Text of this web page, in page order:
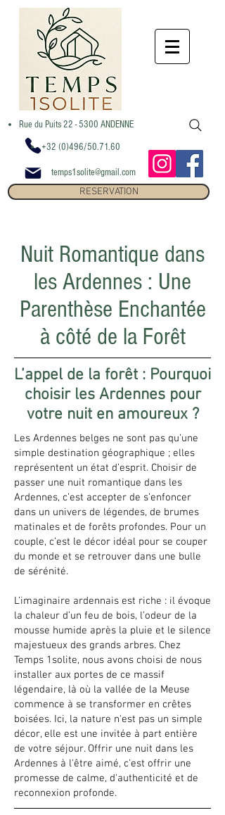
Rue du Puits 22 - 5300 ANDENNE
+32 (0)496/50.71.60
temps1solite@gmail.com
RESERVATION
Nuit Romantique dans
les Ardennes : Une
Parenthèse Enchantée
à côté de la Forêt
L’appel de la forêt : Pourquoi
choisir les Ardennes pour
votre nuit en amoureux ?
Les Ardennes belges ne sont pas qu’une
simple destination géographique ; elles
représentent un état d’esprit. Choisir de
passer une nuit romantique dans les
Ardennes, c’est accepter de s’enfoncer
dans un univers de légendes, de brumes
matinales et de forêts profondes. Pour un
couple, c’est le décor idéal pour se couper
du monde et se retrouver dans une bulle
de sérénité.
L’imaginaire ardennais est riche : il évoque
la chaleur d’un feu de bois, l’odeur de la
mousse humide après la pluie et le silence
majestueux des grands arbres. Chez
Temps 1solite, nous avons choisi de nous
installer aux portes de ce massif
légendaire, là où la vallée de la Meuse
commence à se transformer en crêtes
boisées. Ici, la nature n'est pas un simple
décor, elle est une invitée à part entière
de votre séjour. Offrir une nuit dans les
Ardennes à l'être aimé, c'est offrir une
promesse de calme, d'authenticité et de
reconnexion profonde.